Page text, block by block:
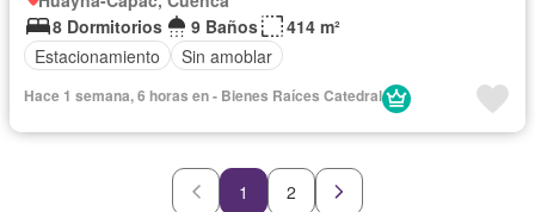
8 Dormitorios
9 Baños
414 m²
Estacionamiento
Sin amoblar
Hace 1 semana, 6 horas en - Bienes Raíces Catedral
1 2